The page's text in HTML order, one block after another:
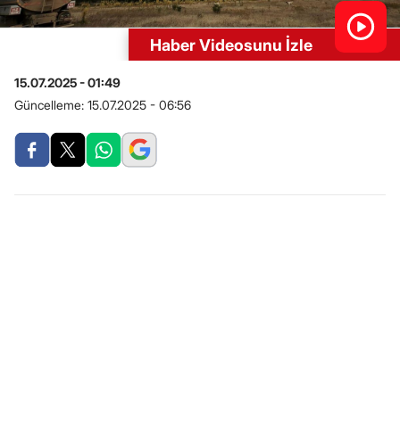
Haber Videosunu İzle
15.07.2025 - 01:49
Güncelleme: 15.07.2025 - 06:56